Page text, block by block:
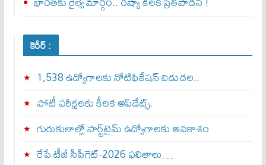
కెరీర్ :
1,538 ఉద్యోగాలకు నోటిఫికేషన్ విడుదల..
పోటీ పరీక్షలకు కీలక అప్‌డేట్స్.
గురుకులాల్లో పార్ట్‌టైమ్ ఉద్యోగాలకు అవకాశం
రేపే టీజీ సీపీగెట్‌-2026 ఫలితాలు…